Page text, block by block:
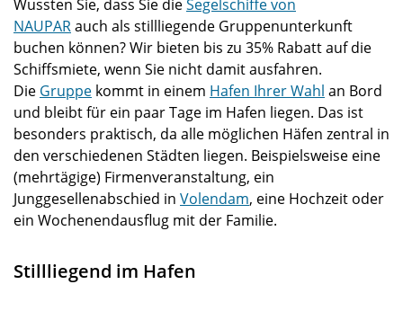
Wussten Sie, dass Sie dieSegelschiffe von
NAUPARauch als stillliegende Gruppenunterkunft
buchen können? Wir bieten bis zu 35% Rabatt auf die
Schiffsmiete, wenn Sie nicht damit ausfahren.
Die Gruppe kommt in einem Hafen Ihrer Wahl an Bord
und bleibt für ein paar Tage im Hafen liegen. Das ist
besonders praktisch, da alle möglichen Häfen zentral in
den verschiedenen Städten liegen. Beispielsweise eine
(mehrtägige) Firmenveranstaltung, ein
Junggesellenabschied in Volendam, eine Hochzeit oder
ein Wochenendausflug mit der Familie.
Stillliegend im Hafen